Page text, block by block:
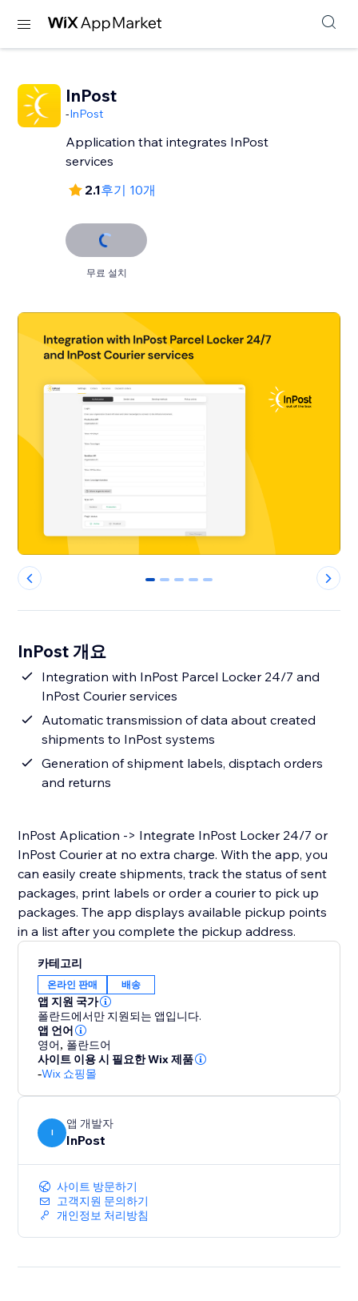
InPost
-InPost
Application that integrates InPost
services
2.1후기 10개
무료 설치
0 1 2 3 4
InPost 개요
Integration with InPost Parcel Locker 24/7 and
InPost Courier services
Automatic transmission of data about created
shipments to InPost systems
Generation of shipment labels, disptach orders
and returns
InPost Aplication -> Integrate InPost Locker 24/7 or
InPost Courier at no extra charge. With the app, you
can easily create shipments, track the status of sent
packages, print labels or order a courier to pick up
packages. The app displays available pickup points
in a list after you complete the pickup address.
카테고리
온라인 판매 배송
앱 지원 국가
폴란드에서만 지원되는 앱입니다.
앱 언어
영어, 폴란드어
사이트 이용 시 필요한 Wix 제품
-Wix 쇼핑몰
I
앱 개발자
InPost
사이트 방문하기
고객지원 문의하기
개인정보 처리방침